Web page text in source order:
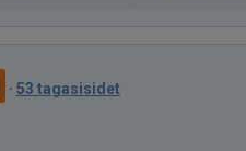
· 53 tagasisidet